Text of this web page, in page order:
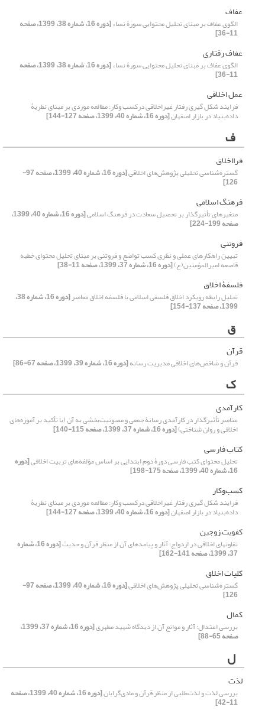
عفاف
الگوی عفاف بر مبنای تحلیل محتوایی سورۀ نساء [دوره 16، شماره 38، 1399، صفحه
11-36]
عفاف رفتاری
الگوی عفاف بر مبنای تحلیل محتوایی سورۀ نساء [دوره 16، شماره 38، 1399، صفحه
11-36]
عمل اخلاقی
فرایند شکل گیری رفتار غیراخلاقی درکسب وکار: مطالعه موردی بر مبنای نظریۀ
داده‌بنیاد در بازار اصفهان[دوره 16، شماره 40، 1399، صفحه 127-144]
ف
فرااخلاق
گستره‌شناسی تحلیلی پژوهش‌های اخلاقی [دوره 16، شماره 40، 1399، صفحه 97-
126]
فرهنگ اسلامی
متغیرهای تأثیرگذار بر تحصیل سعادت در فرهنگ اسلامی [دوره 16، شماره 40، 1399،
صفحه 199-224]
فروتنی
تبیین راهکارهای عملی و نظری کسب تواضع و فروتنی بر مبنای تحلیل محتوای خطبه
قاصعه امیرالمؤمنین(ع)[دوره 16، شماره 37، 1399، صفحه 11-38]
فلسفۀ اخلاق
تحلیل رابطه رویکرد اخلاق فلسفی اسلامی با فلسفه اخلاق معاصر [دوره 16، شماره 38،
1399، صفحه 137-154]
ق
قرآن
قرآن و شاخص‌های اخلاقی مدیریت رسانه[دوره 16، شماره 39، 1399، صفحه 67-86]
ک
کارآمدی
عناصر تأثیرگذار در کارآمدی رسانۀ جمعی و مصونیت‌بخشی به آن (با تأکید بر آموزه‌های
اخلاقی و روان شناختی)[دوره 16، شماره 37، 1399، صفحه 115-140]
کتاب فارسی
تحلیل محتوای کتب فارسی دورۀ دوم ابتدایی بر اساس مؤلفه‌های تربیت اخلاقی[دوره
16، شماره 40، 1399، صفحه 175-198]
کسب‌و‌کار
فرایند شکل گیری رفتار غیراخلاقی درکسب وکار: مطالعه موردی بر مبنای نظریۀ
داده‌بنیاد در بازار اصفهان[دوره 16، شماره 40، 1399، صفحه 127-144]
کفویت زوجین
تفاوتهای اخلاقی در ازدواج؛ آثار و پیامدهای آن از منظر قرآن و حدیث [دوره 16، شماره
37، 1399، صفحه 141-162]
کلیات اخلاق
گستره‌شناسی تحلیلی پژوهش‌های اخلاقی [دوره 16، شماره 40، 1399، صفحه 97-
126]
کمال
بررسی اعتدال؛ آثار و موانع آن از دیدگاه شهید مطهری [دوره 16، شماره 37، 1399،
صفحه 65-88]
ل
لذت
بررسی لذت و لذت‌طلبی از منظر قرآن و مادی‌گرایان [دوره 16، شماره 40، 1399، صفحه
11-42]